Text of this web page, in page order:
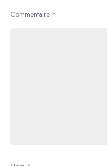
Commentaire *